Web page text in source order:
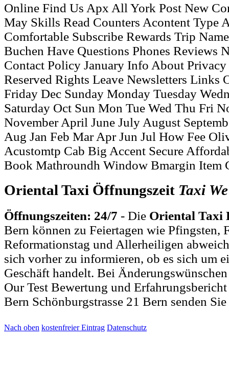
Online Find Us Apx All York Post New
May Skills Read Counters Acontent Type
Comfortable Subscribe Rewards Trip
Buchen Have Questions Phones Reviews
Contact Policy January Info About Privacy
Reserved Rights Leave Newsletters Links
Friday Dec Sunday Monday Tuesday
Saturday Oct Sun Mon Tue Wed Thu Fri
November April June July August
Aug Jan Feb Mar Apr Jun Jul How Fee
Acustomtp Cab Big Accent Secure
Book Mathroundh Window Bmargin Item
Oriental Taxi Öffnungszeit Taxi We
Öffnungszeiten: 24/7 - Die Oriental Taxi
Bern können zu Feiertagen wie Pfingsten,
Reformationstag und Allerheiligen
sich vorher zu informieren, ob es sich um
Geschäft handelt. Bei
Our Test Bewertung und
Bern Schönburgstrasse 21 Bern senden
Nach oben kostenfreier Eintrag Datenschutz